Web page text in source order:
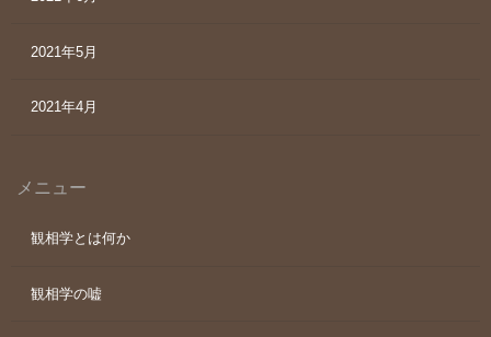
2021年5月
2021年4月
メニュー
観相学とは何か
観相学の嘘